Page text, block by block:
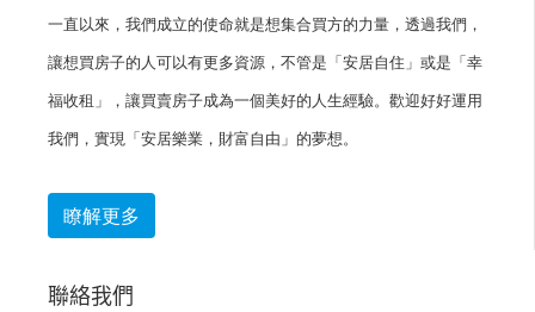
一直以來，我們成立的使命就是想集合買方的力量，透過我們，
讓想買房子的人可以有更多資源，不管是「安居自住」或是「幸
福收租」，讓買賣房子成為一個美好的人生經驗。歡迎好好運用
我們，實現「安居樂業，財富自由」的夢想。
瞭解更多
聯絡我們